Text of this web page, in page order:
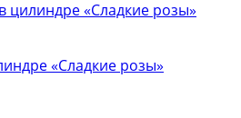
«Сладкие розы»